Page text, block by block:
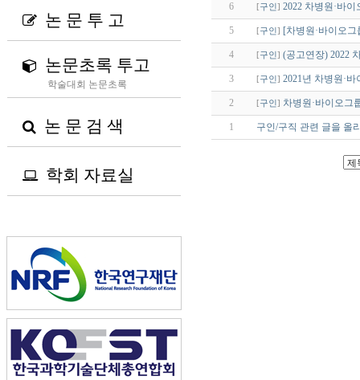
 논 문 투 고
 논문초록 투고
학술대회 논문초록
 논 문 검 색
학회 자료실
6 [구인 ] 2022 차병원·바
5 [구인 ] [차병원·바이오
4 [구인 ] (공고연장) 2022
3 [구인 ] 2021년 차병원·
2 [구인 ] 차병원·바이오그
1 구인/구직 관련 글을 올